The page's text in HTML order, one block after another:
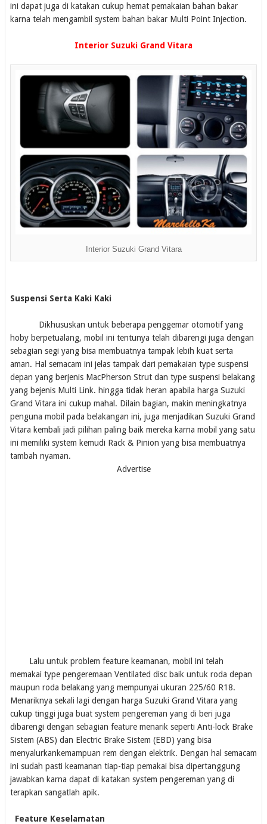
ini dapat juga di katakan cukup hemat pemakaian bahan bakar
karna telah mengambil system bahan bakar Multi Point Injection.
Interior Suzuki Grand Vitara
Interior Suzuki Grand Vitara
Suspensi Serta Kaki Kaki
Dikhususkan untuk beberapa penggemar otomotif yang
hoby berpetualang, mobil ini tentunya telah dibarengi juga dengan
sebagian segi yang bisa membuatnya tampak lebih kuat serta
aman. Hal semacam ini jelas tampak dari pemakaian type suspensi
depan yang berjenis MacPherson Strut dan type suspensi belakang
yang bejenis Multi Link. hingga tidak heran apabila harga Suzuki
Grand Vitara ini cukup mahal. Dilain bagian, makin meningkatnya
penguna mobil pada belakangan ini, juga menjadikan Suzuki Grand
Vitara kembali jadi pilihan paling baik mereka karna mobil yang satu
ini memiliki system kemudi Rack & Pinion yang bisa membuatnya
tambah nyaman.
Advertise
Lalu untuk problem feature keamanan, mobil ini telah
memakai type pengeremaan Ventilated disc baik untuk roda depan
maupun roda belakang yang mempunyai ukuran 225/60 R18.
Menariknya sekali lagi dengan harga Suzuki Grand Vitara yang
cukup tinggi juga buat system pengereman yang di beri juga
dibarengi dengan sebagian feature menarik seperti Anti-lock Brake
Sistem (ABS) dan Electric Brake Sistem (EBD) yang bisa
menyalurkankemampuan rem dengan elektrik. Dengan hal semacam
ini sudah pasti keamanan tiap-tiap pemakai bisa dipertanggung
jawabkan karna dapat di katakan system pengereman yang di
terapkan sangatlah apik.
Feature Keselamatan